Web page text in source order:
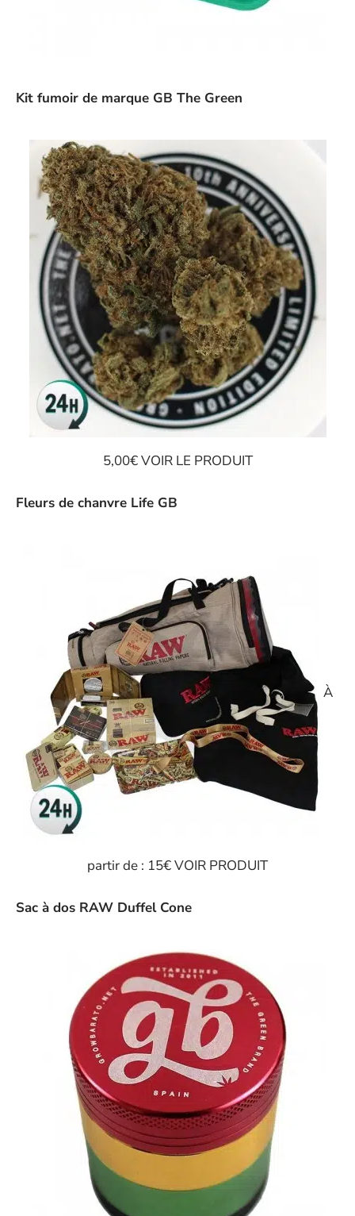
Kit fumoir de marque GB The Green
5,00€ VOIR LE PRODUIT
Fleurs de chanvre Life GB
À
partir de : 15€ VOIR PRODUIT
Sac à dos RAW Duffel Cone